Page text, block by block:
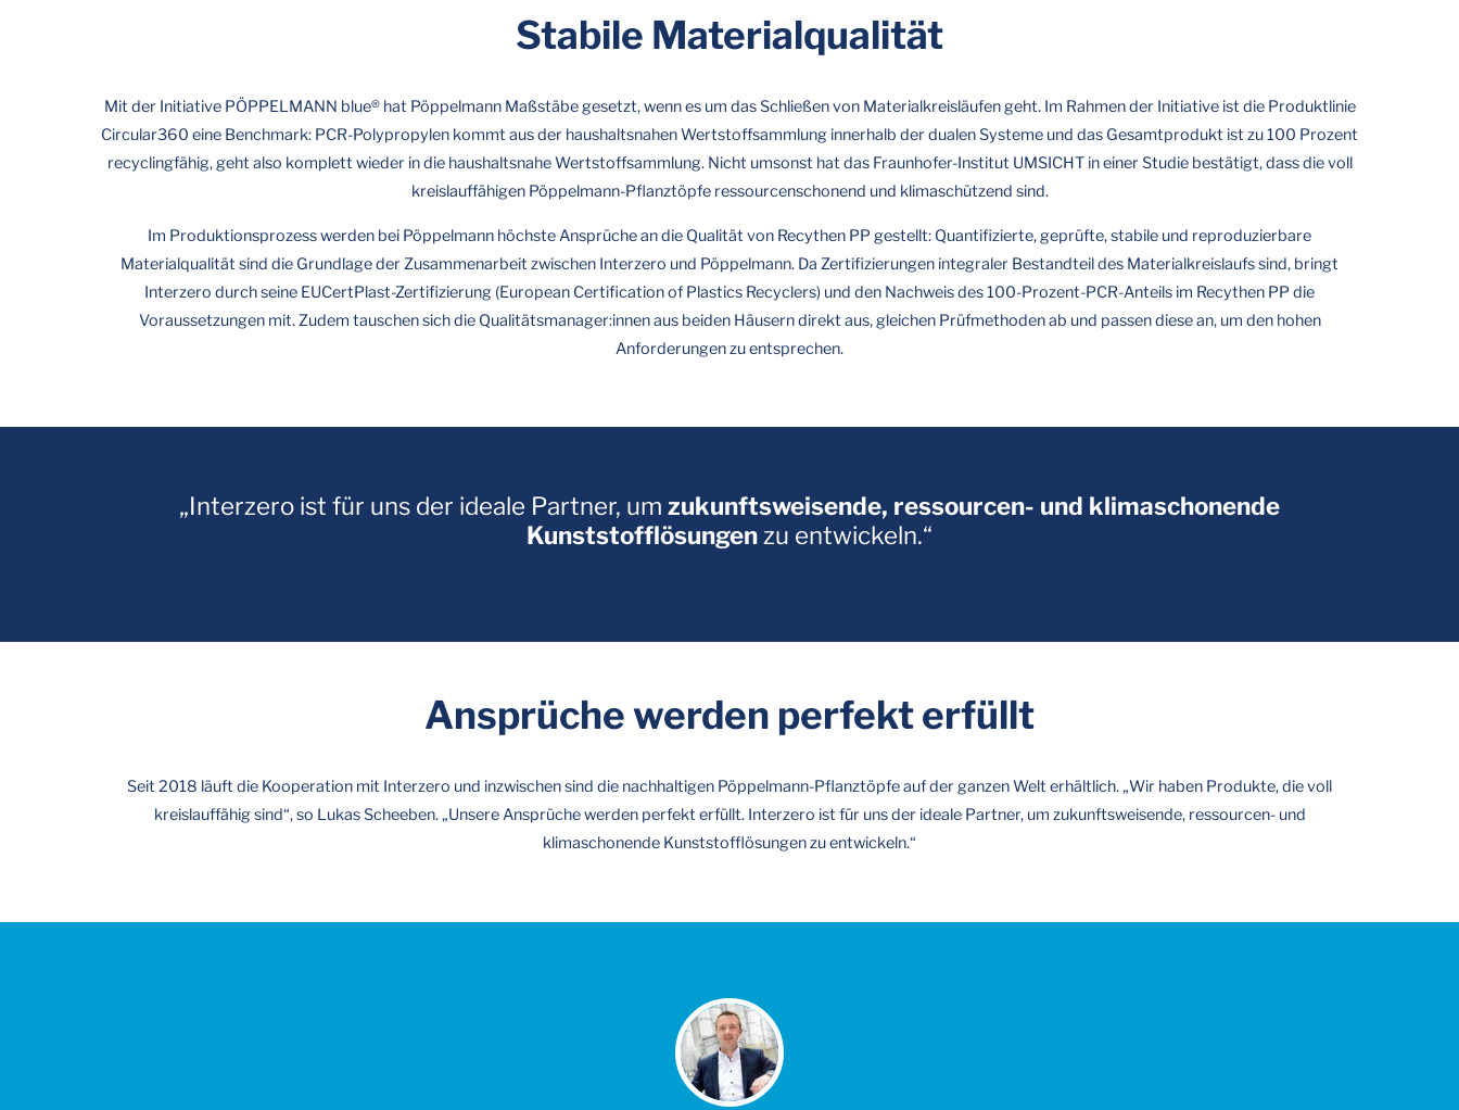
Stabile Materialqualität
Mit der Initiative PÖPPELMANN blue® hat Pöppelmann Maßstäbe gesetzt, wenn es um das Schließen von Materialkreisläufen geht. Im Rahmen der Initiative ist die Produktlinie
Circular360 eine Benchmark: PCR-Polypropylen kommt aus der haushaltsnahen Wertstoffsammlung innerhalb der dualen Systeme und das Gesamtprodukt ist zu 100 Prozent
recyclingfähig, geht also komplett wieder in die haushaltsnahe Wertstoffsammlung. Nicht umsonst hat das Fraunhofer-Institut UMSICHT in einer Studie bestätigt, dass die voll
kreislauffähigen Pöppelmann-Pflanztöpfe ressourcenschonend und klimaschützend sind.
Im Produktionsprozess werden bei Pöppelmann höchste Ansprüche an die Qualität von Recythen PP gestellt: Quantifizierte, geprüfte, stabile und reproduzierbare
Materialqualität sind die Grundlage der Zusammenarbeit zwischen Interzero und Pöppelmann. Da Zertifizierungen integraler Bestandteil des Materialkreislaufs sind, bringt
Interzero durch seine EUCertPlast-Zertifizierung (European Certification of Plastics Recyclers) und den Nachweis des 100-Prozent-PCR-Anteils im Recythen PP die
Voraussetzungen mit. Zudem tauschen sich die Qualitätsmanager:innen aus beiden Häusern direkt aus, gleichen Prüfmethoden ab und passen diese an, um den hohen
Anforderungen zu entsprechen.
„Interzero ist für uns der ideale Partner, um zukunftsweisende, ressourcen- und klimaschonende
Kunststofflösungenzu entwickeln.“
Ansprüche werden perfekt erfüllt
Seit 2018 läuft die Kooperation mit Interzero und inzwischen sind die nachhaltigen Pöppelmann-Pflanztöpfe auf der ganzen Welt erhältlich. „Wir haben Produkte, die voll
kreislauffähig sind“, so Lukas Scheeben. „Unsere Ansprüche werden perfekt erfüllt. Interzero ist für uns der ideale Partner, um zukunftsweisende, ressourcen- und
klimaschonende Kunststofflösungen zu entwickeln.“